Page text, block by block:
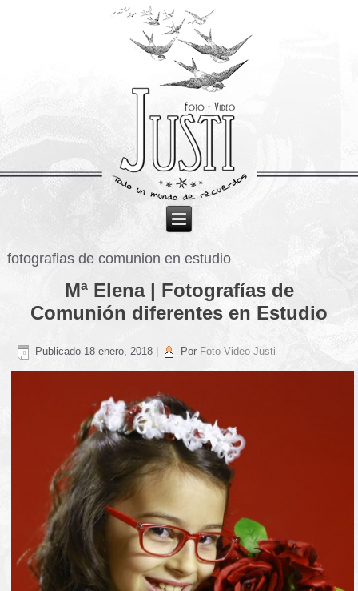
fotografias de comunion en estudio
Mª Elena | Fotografías de
Comunión diferentes en Estudio
Publicado 18 enero, 2018 Por Foto-Video Justi